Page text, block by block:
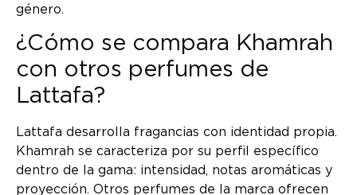
género.
¿Cómo se compara Khamrah
con otros perfumes de
Lattafa?
Lattafa desarrolla fragancias con identidad propia.
Khamrah se caracteriza por su perfil específico
dentro de la gama: intensidad, notas aromáticas y
proyección. Otros perfumes de la marca ofrecen